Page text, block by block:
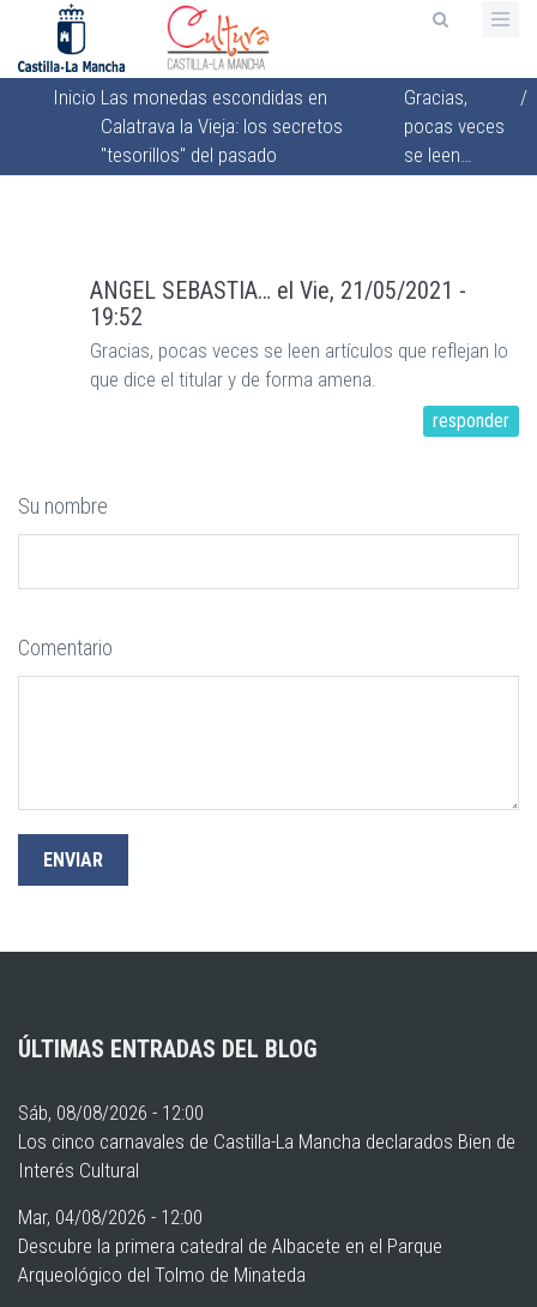
contenido
principal
Sobrescribir
enlaces
de
navegación
Inicio Las monedas escondidas en
Calatrava la Vieja: los secretos
"tesorillos" del pasado
Gracias,
pocas veces
se leen…
/
ANGEL SEBASTIA… el Vie, 21/05/2021 -
19:52
Gracias, pocas veces se leen artículos que reflejan lo
que dice el titular y de forma amena.
responder
Su nombre
Comentario
ÚLTIMAS ENTRADAS DEL BLOG
Sáb, 08/08/2026 - 12:00
Los cinco carnavales de Castilla-La Mancha declarados Bien de
Interés Cultural
Mar, 04/08/2026 - 12:00
Descubre la primera catedral de Albacete en el Parque
Arqueológico del Tolmo de Minateda